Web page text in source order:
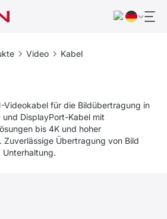
Video Kabel
Videokabel für die Bildübertragung in
DisplayPort-Kabel mit
bis 4K und hoher
Zuverlässige Übertragung von Bild